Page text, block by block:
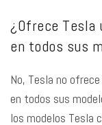
¿Ofrece
en todos sus
No, Tesla no
en todos sus
los modelos Tesla